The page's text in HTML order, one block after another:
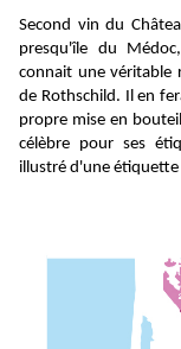
Second vin du
presqu'île du
connait une véritable
de Rothschild. Il en
propre mise en
célèbre pour ses
illustré d'une